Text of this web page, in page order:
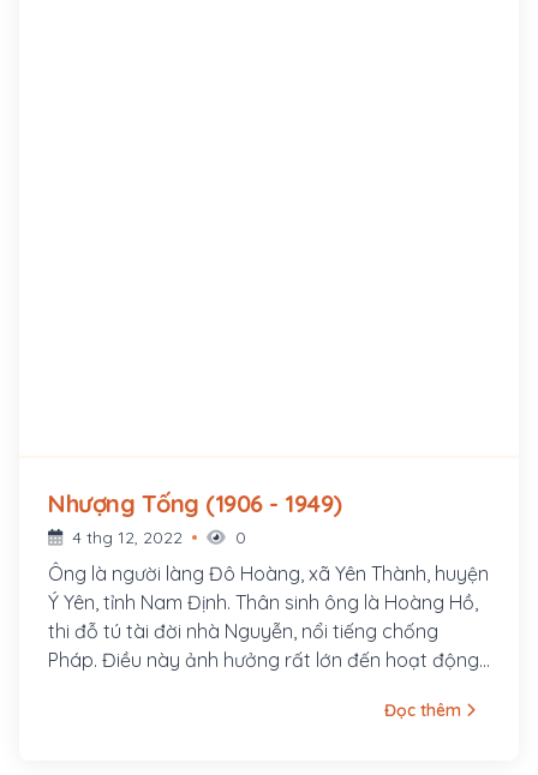
Nhượng Tống (1906 - 1949)
4 thg 12, 2022 0
Ông là người làng Đô Hoàng, xã Yên Thành, huyện
Ý Yên, tỉnh Nam Định. Thân sinh ông là Hoàng Hồ,
thi đỗ tú tài đời nhà Nguyễn, nổi tiếng chống
Pháp. Điều này ảnh hưởng rất lớn đến hoạt động
ông còn làm con nuôi ông Phạm Bùi Cẩm ở phủ
Đọc thêm